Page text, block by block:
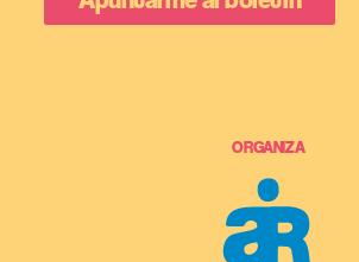
ORGANIZA